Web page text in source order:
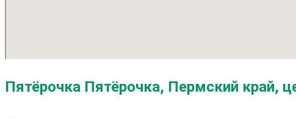
Пятёрочка Пятёрочка, Пермский край,